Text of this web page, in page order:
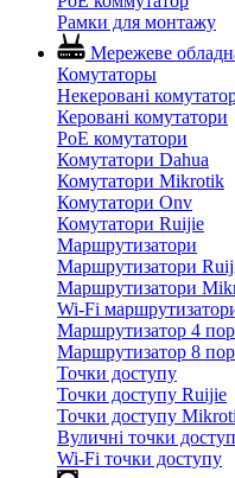
Рамки для монтажу
Мережеве
Комутаторы
Некеровані
Керовані комутатори
PoE комутатори
Комутатори Dahua
Комутатори Mikrotik
Комутатори Onv
Комутатори Ruijie
Маршрутизатори
Маршрутизатори
Маршрутизатори
Wi-Fi
Маршрутизатор 4
Маршрутизатор 8
Точки доступу
Точки доступу Ruijie
Точки доступу
Вуличні точки
Wi-Fi точки доступу